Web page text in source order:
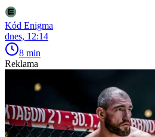
Kód Enigma
dnes, 12:14
8 min
Reklama